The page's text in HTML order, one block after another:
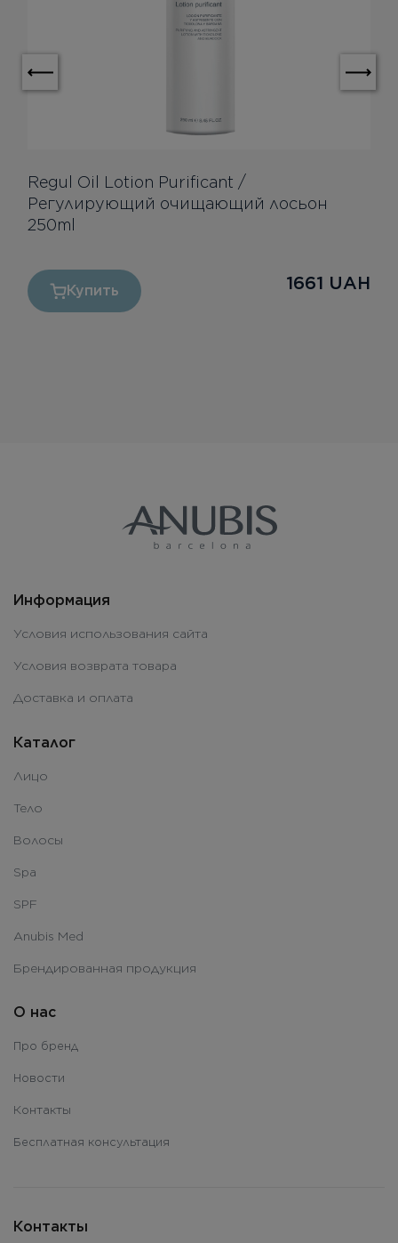
Regul Oil Lotion Purificant /
Регулирующий очищающий лосьон
250ml
1661 UAH
Купить
Информация
Условия использования сайта
Условия возврата товара
Доставка и оплата
Каталог
Лицо
Тело
Волосы
Spa
SPF
Anubis Med
Брендированная продукция
О нас
Про бренд
Новости
Контакты
Бесплатная консультация
Контакты